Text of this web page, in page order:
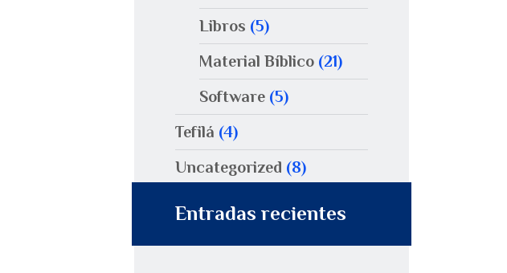
Libros (5)
Material Bíblico (21)
Software (5)
Tefilá (4)
Uncategorized (8)
Entradas recientes